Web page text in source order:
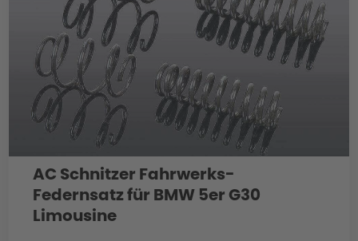
AC Schnitzer Fahrwerks-
Federnsatz für BMW 5er G30
Limousine